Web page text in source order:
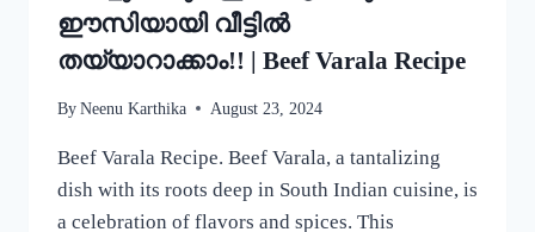
ഈസിയായി വീട്ടിൽ
തയ്യാറാക്കാം!! | Beef Varala Recipe
By Neenu Karthika August 23, 2024
Beef Varala Recipe. Beef Varala, a tantalizing
dish with its roots deep in South Indian cuisine, is
a celebration of flavors and spices. This